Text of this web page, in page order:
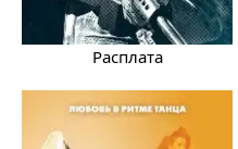
Расплата